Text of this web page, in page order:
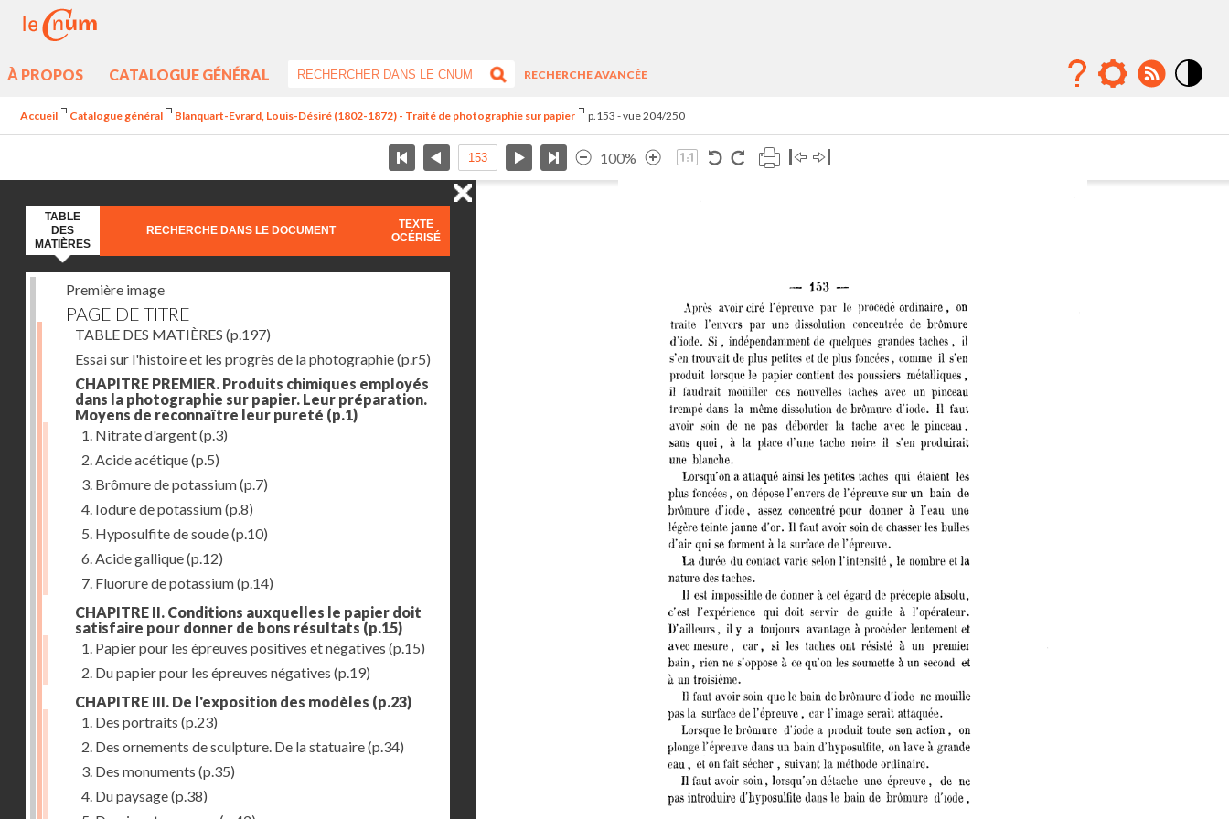
À PROPOS CATALOGUE GÉNÉRAL
RECHERCHE AVANCÉE
Accueil Catalogue général Blanquart-Evrard, Louis-Désiré (1802-1872) - Traité de photographie sur papier p.153 - vue 204/250
100%
TABLE
DES
MATIÈRES
RECHERCHE DANS LE DOCUMENT
TEXTE
OCÉRISÉ
Première image
PAGE DE TITRE
TABLE DES MATIÈRES (p.197)
Essai sur l'histoire et les progrès de la photographie(p.r5)
CHAPITRE PREMIER. Produits chimiques employés
dans la photographie sur papier. Leur préparation.
Moyens de reconnaître leur pureté (p.1)
1. Nitrate d'argent(p.3)
2. Acide acétique(p.5)
3. Brômure de potassium(p.7)
4. Iodure de potassium(p.8)
5. Hyposulfite de soude(p.10)
6. Acide gallique(p.12)
7. Fluorure de potassium(p.14)
CHAPITRE II. Conditions auxquelles le papier doit
satisfaire pour donner de bons résultats (p.15)
1. Papier pour les épreuves positives et négatives (p.15)
2. Du papier pour les épreuves négatives (p.19)
CHAPITRE III. De l'exposition des modèles (p.23)
1. Des portraits (p.23)
2. Des ornements de sculpture. De la statuaire(p.34)
3. Des monuments (p.35)
4. Du paysage(p.38)